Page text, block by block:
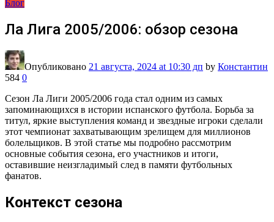
Блог
Ла Лига 2005/2006: обзор сезона
Опубликовано 21 августа, 2024 at 10:30 дп by Константин
584 0
Сезон Ла Лиги 2005/2006 года стал одним из самых
запоминающихся в истории испанского футбола. Борьба за
титул, яркие выступления команд и звездные игроки сделали
этот чемпионат захватывающим зрелищем для миллионов
болельщиков. В этой статье мы подробно рассмотрим
основные события сезона, его участников и итоги,
оставившие неизгладимый след в памяти футбольных
фанатов.
Контекст сезона